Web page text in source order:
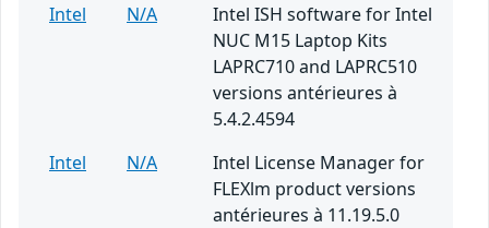
Intel
N/A
Intel ISH software for Intel
NUC M15 Laptop Kits
LAPRC710 and LAPRC510
versions antérieures à
5.4.2.4594
Intel
N/A
Intel License Manager for
FLEXlm product versions
antérieures à 11.19.5.0